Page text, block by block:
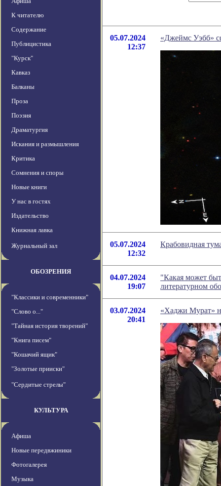
К читателю
Содержание
Публицистика
"Курск"
Кавказ
Балканы
Проза
Поэзия
Драматургия
Искания и размышления
Критика
Сомнения и споры
Новые книги
У нас в гостях
Издательство
Книжная лавка
Журнальный зал
ОБОЗРЕНИЯ
"Классики и современники"
"Слово о..."
"Тайная история творений"
"Книга писем"
"Кошачий ящик"
"Золотые прииски"
"Сердитые стрелы"
КУЛЬТУРА
Афиша
Новые передвжиники
Фотогалерея
Музыка
05.07.2024
12:37
«Джеймс Уэбб»
05.07.2024
12:32
Крабовидная
04.07.2024
19:07
"Какая может
литературном
03.07.2024
20:41
«Хаджи Мурат»